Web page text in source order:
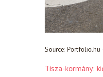
Source: Portfolio.hu
Tisza-kormány: